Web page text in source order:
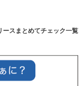
ースまとめてチェック一覧